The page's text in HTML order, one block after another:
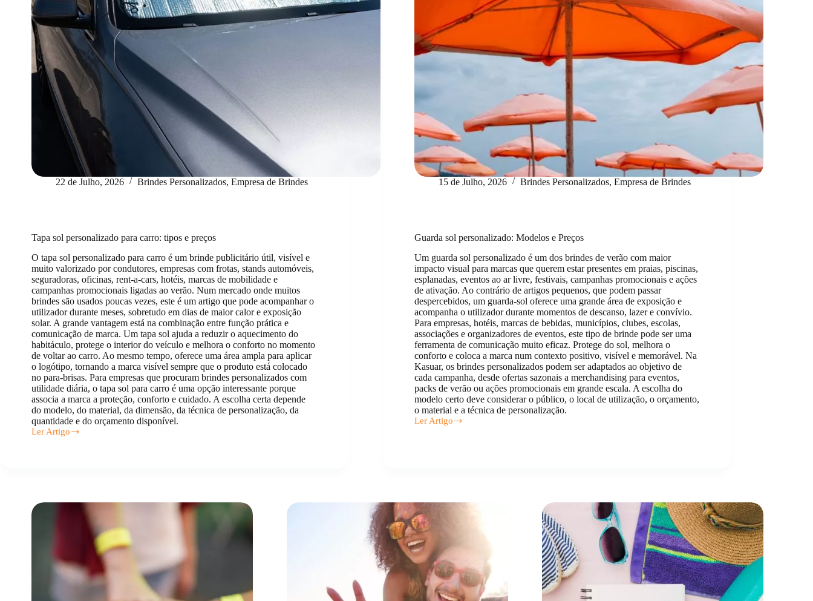
22 de Julho, 2026 Brindes Personalizados, Empresa de Brindes
Tapa sol personalizado para carro: tipos e preços
O tapa sol personalizado para carro é um brinde publicitário útil, visível e
muito valorizado por condutores, empresas com frotas, stands automóveis,
seguradoras, oficinas, rent-a-cars, hotéis, marcas de mobilidade e
campanhas promocionais ligadas ao verão. Num mercado onde muitos
brindes são usados poucas vezes, este é um artigo que pode acompanhar o
utilizador durante meses, sobretudo em dias de maior calor e exposição
solar. A grande vantagem está na combinação entre função prática e
comunicação de marca. Um tapa sol ajuda a reduzir o aquecimento do
habitáculo, protege o interior do veículo e melhora o conforto no momento
de voltar ao carro. Ao mesmo tempo, oferece uma área ampla para aplicar
o logótipo, tornando a marca visível sempre que o produto está colocado
no para-brisas. Para empresas que procuram brindes personalizados com
utilidade diária, o tapa sol para carro é uma opção interessante porque
associa a marca a proteção, conforto e cuidado. A escolha certa depende
do modelo, do material, da dimensão, da técnica de personalização, da
quantidade e do orçamento disponível.
Ler Artigo
Tapa
preços
15 de Julho, 2026 Brindes Personalizados, Empresa de Brindes
Guarda sol personalizado: Modelos e Preços
Um guarda sol personalizado é um dos brindes de verão com maior
impacto visual para marcas que querem estar presentes em praias, piscinas,
esplanadas, eventos ao ar livre, festivais, campanhas promocionais e ações
de ativação. Ao contrário de artigos pequenos, que podem passar
despercebidos, um guarda-sol oferece uma grande área de exposição e
acompanha o utilizador durante momentos de descanso, lazer e convívio.
Para empresas, hotéis, marcas de bebidas, municípios, clubes, escolas,
associações e organizadores de eventos, este tipo de brinde pode ser uma
ferramenta de comunicação muito eficaz. Protege do sol, melhora o
conforto e coloca a marca num contexto positivo, visível e memorável. Na
Kasuar, os brindes personalizados podem ser adaptados ao objetivo de
cada campanha, desde ofertas sazonais a merchandising para eventos,
packs de verão ou ações promocionais em grande escala. A escolha do
modelo certo deve considerar o público, o local de utilização, o orçamento,
o material e a técnica de personalização.
Ler Artigo
Guarda